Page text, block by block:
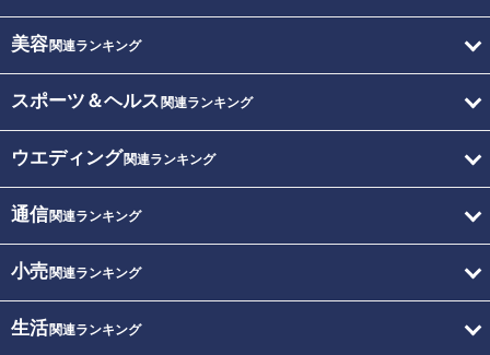
美容関連ランキング
スポーツ＆ヘルス 関連ランキング
ウエディング関連ランキング
通信関連ランキング
小売関連ランキング
生活関連ランキング